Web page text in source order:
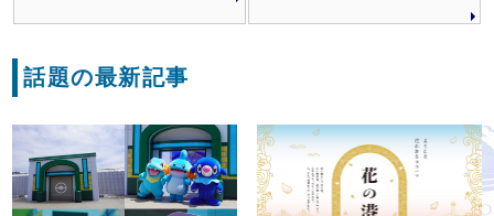
話題の最新記事